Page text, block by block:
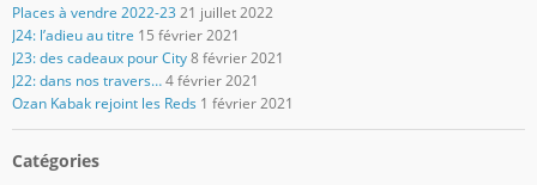
Places à vendre 2022-23 21 juillet 2022
J24: l’adieu au titre 15 février 2021
J23: des cadeaux pour City 8 février 2021
J22: dans nos travers… 4 février 2021
Ozan Kabak rejoint les Reds 1 février 2021
Catégories